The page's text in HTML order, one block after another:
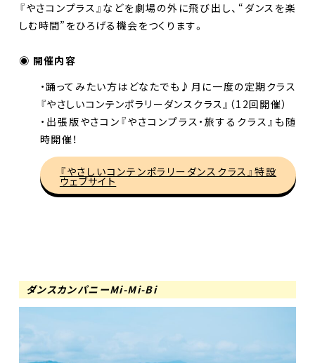
『やさコンプラス』などを劇場の外に飛び出し、“ダンスを楽
しむ時間”をひろげる機会をつくります。
◉ 開催内容
・踊ってみたい方はどなたでも♪月に一度の定期クラス
『やさしいコンテンポラリーダンスクラス』（12回開催）
・出張版やさコン『やさコンプラス・旅するクラス』も随
時開催！
『やさしいコンテンポラリーダンスクラス』特設
ウェブサイト
ダンスカンパニーMi-Mi-Bi